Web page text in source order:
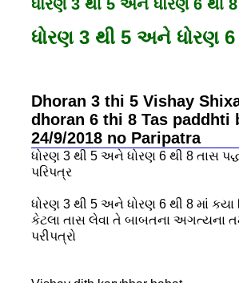
ધોરણ 3 થી 5 અને ધોરણ 6 થી 8
ધોરણ 3 થી 5 અને ધોરણ 6
Dhoran 3 thi 5 Vishay
dhoran 6 thi 8 Tas paddhti
24/9/2018 no Paripatra
ધોરણ 3 થી 5 અને ધોરણ 6 થી 8 તાસ
પરિપત્ર
ધોરણ 3 થી 5 અને ધોરણ 6 થી 8 માં કયા
કેટલા તાસ લેવા તે બાબતના અગત્યના
પરીપત્રો